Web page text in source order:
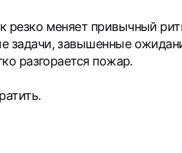
резко меняет привычный
задачи, завышенные
разгорается пожар.